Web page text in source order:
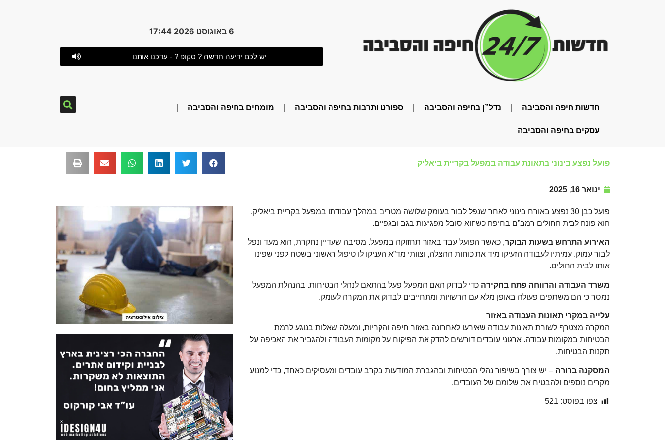
6 באוגוסט 2026 17:44
יש לכם ידיעה חדשה ? סקופ ? - עדכנו אותנו
חדשות חיפה והסביבה נדל”ן בחיפה והסביבה ספורט ותרבות בחיפה והסביבה מומחים בחיפה והסביבה
עסקים בחיפה והסביבה
פועל נפצע בינוני בתאונת עבודה במפעל בקריית ביאליק
ינואר 16, 2025
פועל כבן 30 נפצע באורח בינוני לאחר שנפל לבור בעומק שלושה מטרים במהלך עבודתו במפעל בקריית ביאליק.
הוא פונה לבית החולים רמב”ם בחיפה כשהוא סובל מפגיעות בגב ובגפיים.
האירוע התרחש בשעות הבוקר, כאשר הפועל עבד באזור תחזוקה במפעל. מסיבה שעדיין נחקרת, הוא מעד ונפל
לבור עמוק. עמיתיו לעבודה הזעיקו מיד את כוחות ההצלה, וצוותי מד”א העניקו לו טיפול ראשוני בשטח לפני שפינו
אותו לבית החולים.
משרד העבודה והרווחה פתח בחקירה כדי לבדוק האם המפעל פעל בהתאם לנהלי הבטיחות. בהנהלת המפעל
נמסר כי הם משתפים פעולה באופן מלא עם הרשויות ומתחייבים לבדוק את המקרה לעומק.
עלייה במקרי תאונות העבודה באזור
המקרה מצטרף לשורת תאונות עבודה שאירעו לאחרונה באזור חיפה והקריות, ומעלה שאלות בנוגע לרמת
הבטיחות במקומות עבודה. ארגוני עובדים דורשים להדק את הפיקוח על מקומות העבודה ולהגביר את האכיפה על
תקנות הבטיחות.
המסקנה ברורה – יש צורך בשיפור נהלי הבטיחות ובהגברת המודעות בקרב עובדים ומעסיקים כאחד, כדי למנוע
מקרים נוספים ולהבטיח את שלומם של העובדים.
צפו בפוסט: 521